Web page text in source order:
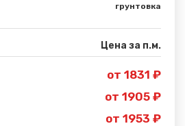
грунтовка
Цена за п.м.
от 1831 ₽
от 1905 ₽
от 1953 ₽